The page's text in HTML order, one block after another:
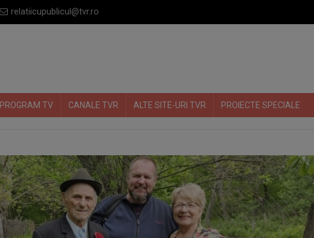
relatiicupublicul@tvr.ro
PROGRAM TV CANALE TVR ALTE SITE-URI TVR PROIECTE SPECIALE